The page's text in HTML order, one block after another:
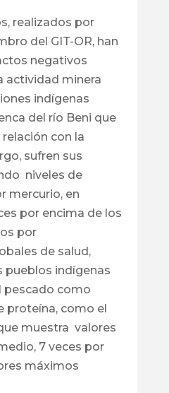
realizados por
del GIT-OR, han
negativos
actividad minera
indígenas
del río Beni que
con la
sufren sus
niveles de
mercurio, en
por encima de los
por
de salud,
pueblos indígenas
pescado como
proteína, como el
muestra valores
7 veces por
máximos